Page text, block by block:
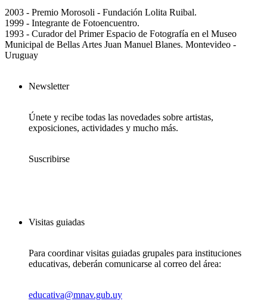
2003 - Premio Morosoli - Fundación Lolita Ruibal.
1999 - Integrante de Fotoencuentro.
1993 - Curador del Primer Espacio de Fotografía en el Museo
Municipal de Bellas Artes Juan Manuel Blanes. Montevideo -
Uruguay
Newsletter
Únete y recibe todas las novedades sobre artistas,
exposiciones, actividades y mucho más.
Suscribirse
Visitas guiadas
Para coordinar visitas guiadas grupales para instituciones
educativas, deberán comunicarse al correo del área:
educativa@mnav.gub.uy